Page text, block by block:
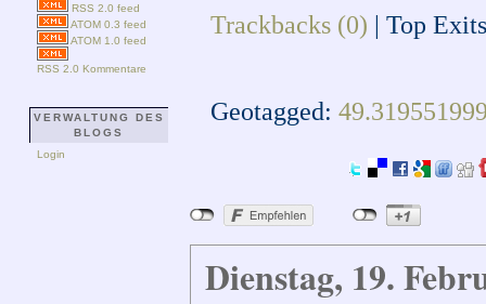
RSS 2.0 feed
ATOM 0.3 feed
ATOM 1.0 feed
RSS 2.0 Kommentare
VERWALTUNG DES
BLOGS
Login
Trackbacks (0) | Top
Geotagged:
Dienstag, 19.